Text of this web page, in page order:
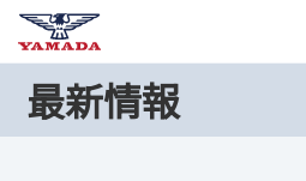
最新情報